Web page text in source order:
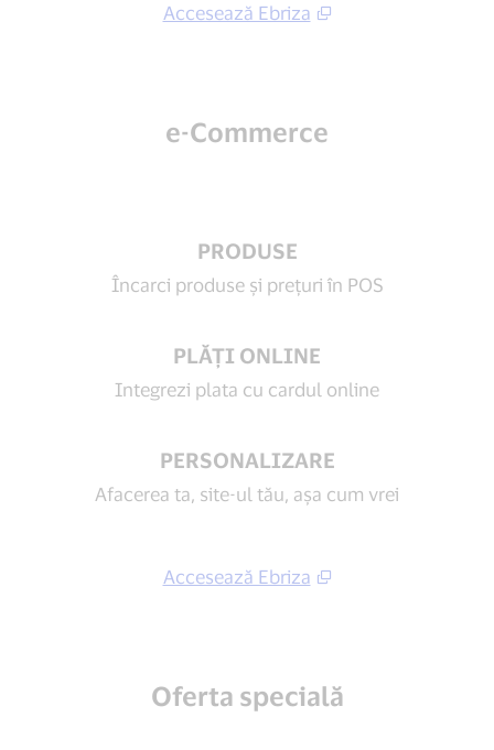
Accesează Ebriza
e-Commerce
PRODUSE
Încarci produse și prețuri în POS
PLĂȚI ONLINE
Integrezi plata cu cardul online
PERSONALIZARE
Afacerea ta, site-ul tău, așa cum vrei
Accesează Ebriza
Oferta specială